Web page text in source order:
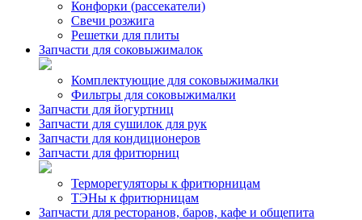
Конфорки (рассекатели)
Свечи розжига
Решетки для плиты
Запчасти для соковыжималок
Комплектующие для соковыжималки
Фильтры для соковыжималки
Запчасти для йогуртниц
Запчасти для сушилок для рук
Запчасти для кондиционеров
Запчасти для фритюрниц
Терморегуляторы к фритюрницам
ТЭНы к фритюрницам
Запчасти для ресторанов, баров, кафе и общепита